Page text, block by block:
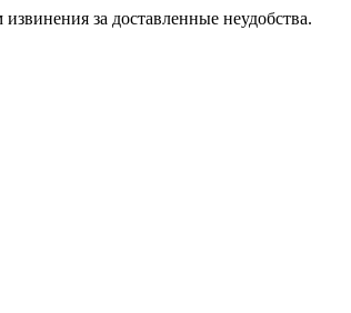
за доставленные неудобства.